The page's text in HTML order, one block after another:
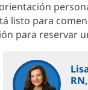
listo para
para reservar